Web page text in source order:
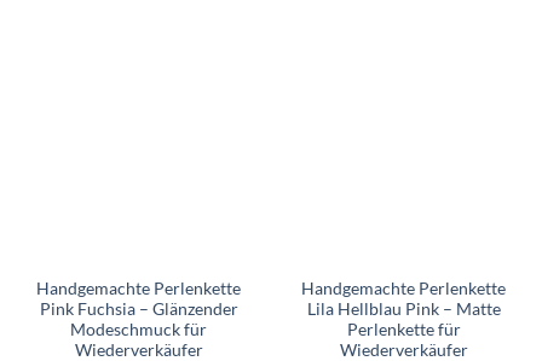
Handgemachte Perlenkette
Pink Fuchsia – Glänzender
Modeschmuck für
Wiederverkäufer
Handgemachte Perlenkette
Lila Hellblau Pink – Matte
Perlenkette für
Wiederverkäufer